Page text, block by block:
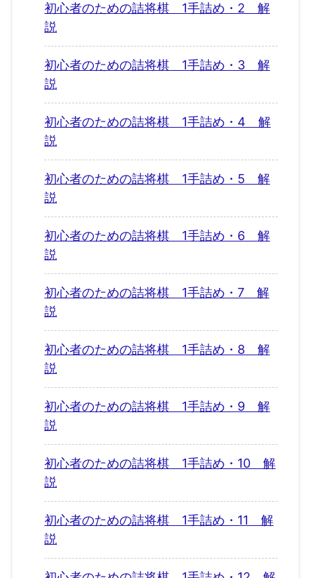
初心者のための詰将棋 1手詰め・2 解
説
初心者のための詰将棋 1手詰め・3 解
説
初心者のための詰将棋 1手詰め・4 解
説
初心者のための詰将棋 1手詰め・5 解
説
初心者のための詰将棋 1手詰め・6 解
説
初心者のための詰将棋 1手詰め・7 解
説
初心者のための詰将棋 1手詰め・8 解
説
初心者のための詰将棋 1手詰め・9 解
説
初心者のための詰将棋 1手詰め・10 解
説
初心者のための詰将棋 1手詰め・11 解
説